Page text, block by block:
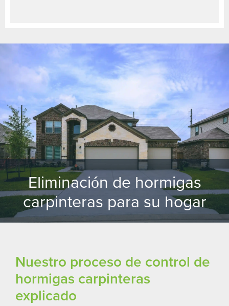
Eliminación de hormigas
carpinteras para su hogar
Nuestro proceso de control de
hormigas carpinteras
explicado